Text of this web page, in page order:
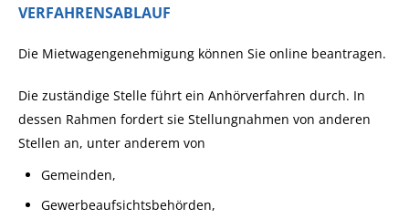
VERFAHRENSABLAUF
Die Mietwagengenehmigung können Sie online beantragen.
Die zuständige Stelle führt ein Anhörverfahren durch. In
dessen Rahmen fordert sie Stellungnahmen von anderen
Stellen an, unter anderem von
Gemeinden,
Gewerbeaufsichtsbehörden,